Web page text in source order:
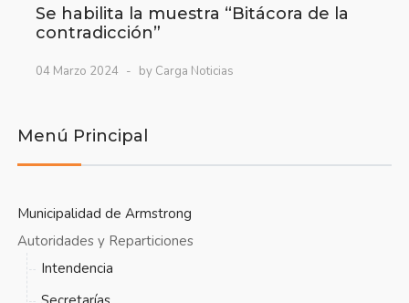
Se habilita la muestra “Bitácora de la
contradicción”
04 Marzo 2024 by Carga Noticias
Menú Principal
Municipalidad de Armstrong
Autoridades y Reparticiones
Intendencia